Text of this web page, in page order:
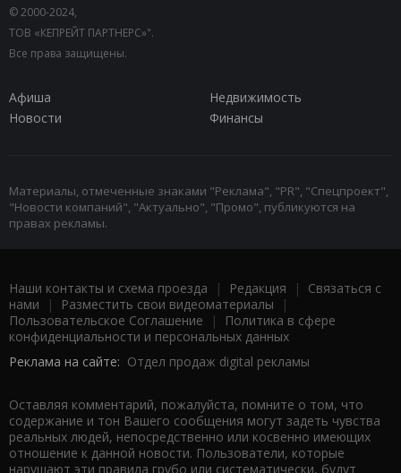
© 2000-2024,
ТОВ «КЕПРЕЙТ ПАРТНЕРС»".
Все права защищены.
Афиша
Недвижимость
Новости
Финансы
Материалы, отмеченные знаками "Реклама", "PR", "Спецпроект",
"Новости компаний", "Актуально", "Промо", публикуются на
правах рекламы.
Наши контакты и схема проезда | Редакция | Связаться с
нами | Разместить свои видеоматериалы |
Пользовательское Соглашение |
Политика в сфере
конфиденциальности и персональных данных
Реклама на сайте: Отдел продаж digital рекламы
Оставляя комментарий, пожалуйста, помните о том, что
содержание и тон Вашего сообщения могут задеть чувства
реальных людей, непосредственно или косвенно имеющих
отношение к данной новости. Пользователи, которые
нарушают эти правила грубо или систематически, будут